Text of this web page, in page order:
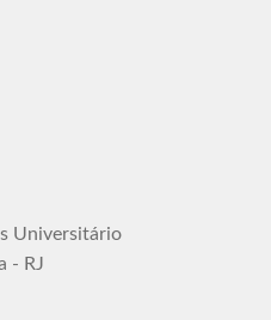
Universitário
- RJ